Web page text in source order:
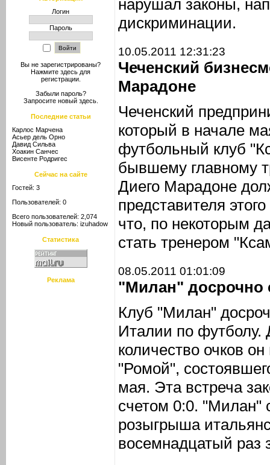
Логин
Пароль
Вы не зарегистрированы?
Нажмите здесь для
регистрации.
Забыли пароль?
Запросите новый здесь.
Последние статьи
Карлос Марчена
Асьер дель Орно
Давид Сильва
Хоакин Санчес
Висенте Родригес
Сейчас на сайте
Гостей: 3
Пользователей: 0
Всего пользователей: 2,074
Новый пользователь: izuhadow
Статистика
Реклама
нарушал законы,
дискриминации.
10.05.2011 12:31:23
Чеченский
Марадоне
Чеченский
который в начале
футбольный клуб
бывшему главному
Диего Марадоне
представителя
что, по некоторым
стать тренером
08.05.2011 01:01:09
"Милан" досрочно
Клуб "Милан"
Италии по футболу.
количество очков
"Ромой",
мая. Эта встреча
счетом 0:0. "Милан"
розыгрыша
восемнадцатый раз